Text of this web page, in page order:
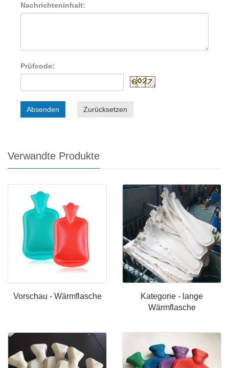
Nachrichteninhalt:
Prüfcode:
Absenden Zurücksetzen
Verwandte Produkte
Vorschau - Wärmflasche
Kategorie - lange
Wärmflasche